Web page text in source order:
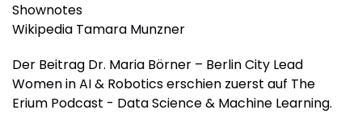
Shownotes
Wikipedia Tamara Munzner
Der Beitrag Dr. Maria Börner – Berlin City Lead
Women in AI & Roboticserschien zuerst auf The
Erium Podcast - Data Science & Machine Learning.